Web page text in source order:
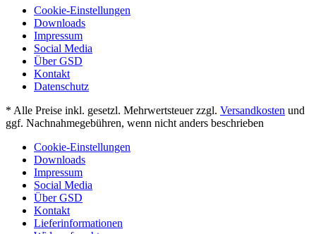
Cookie-Einstellungen
Downloads
Impressum
Social Media
Über GSD
Kontakt
Datenschutz
* Alle Preise inkl. gesetzl. Mehrwertsteuer zzgl. Versandkosten und
ggf. Nachnahmegebühren, wenn nicht anders beschrieben
Cookie-Einstellungen
Downloads
Impressum
Social Media
Über GSD
Kontakt
Lieferinformationen